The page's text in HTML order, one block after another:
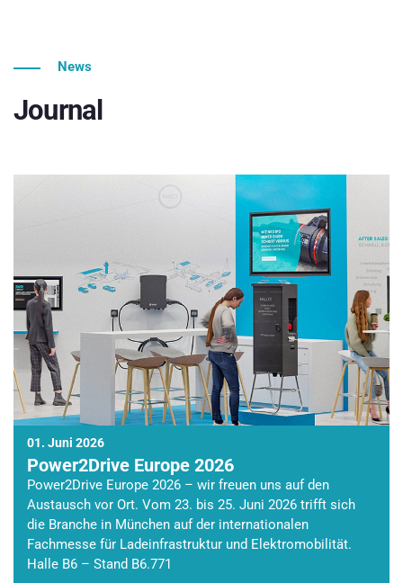
News
Journal
01. Juni 2026
Power2Drive Europe 2026
Power2Drive Europe 2026 – wir freuen uns auf den
Austausch vor Ort. Vom 23. bis 25. Juni 2026 trifft sich
die Branche in München auf der internationalen
Fachmesse für Ladeinfrastruktur und Elektromobilität.
Halle B6 – Stand B6.771